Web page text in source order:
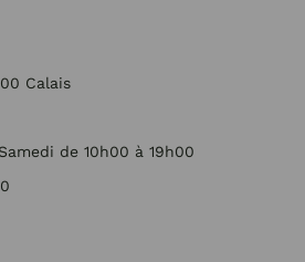
Calais
de 10h00 à 19h00